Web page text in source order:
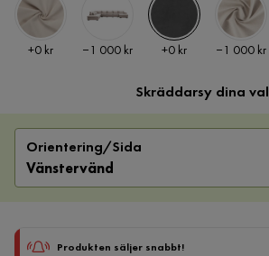
Pris
+0 kr Pris
−1 000 kr Pris
+0 kr Pris
−1 000 kr
Skräddarsy dina val
Orientering/Sida
Vänstervänd
Produkten säljer snabbt!